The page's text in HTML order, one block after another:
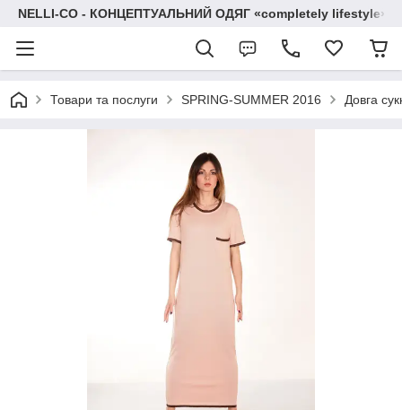
NELLI-CO - КОНЦЕПТУАЛЬНИЙ ОДЯГ «completely lifestyle»
Товари та послуги SPRING-SUMMER 2016 Довга